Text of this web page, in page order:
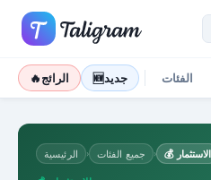
🔥 الرائج 🆕جديد الفئات
الرئيسية › جميع الفئات › 💰 الاستثمار